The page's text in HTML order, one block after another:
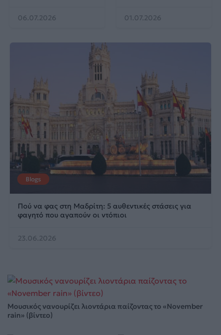
06.07.2026 01.07.2026
Blogs
Πού να φας στη Μαδρίτη: 5 αυθεντικές στάσεις για
φαγητό που αγαπούν οι ντόπιοι
23.06.2026
Μουσικός νανουρίζει λιοντάρια παίζοντας το «November
rain» (βίντεο)